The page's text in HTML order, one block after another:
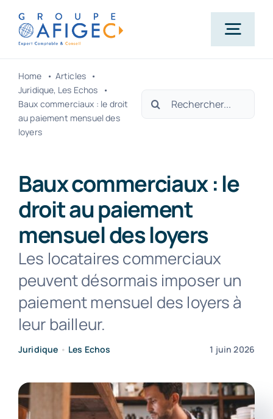
Passer
contenu
Nos métiers
Actualités
Carrière
Contact
Home
Articles
Juridique Les Echos
Baux commerciaux : le droit
au paiement mensuel des
loyers
Rechercher:
Baux commerciaux : le
droit au paiement
mensuel des loyers
Les locataires commerciaux
peuvent désormais imposer un
paiement mensuel des loyers à
leur bailleur.
Juridique • Les Echos 1 juin 2026